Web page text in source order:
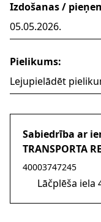
Izdošanas /
05.05.2026.
Pielikums:
Lejupielādēt
Sabiedrība ar
TRANSPORTA
40003747245
Lāčplēša iela